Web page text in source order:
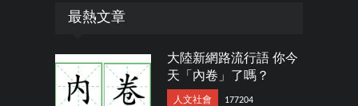
最熱文章
大陸新網路流行語 你今
天「內卷」了嗎？
人文社會 177204